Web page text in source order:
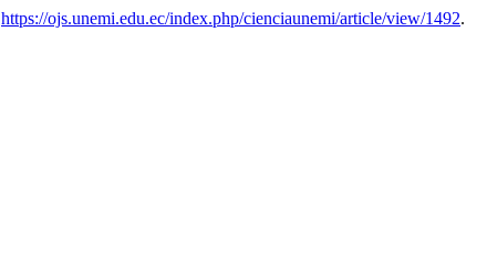
https://ojs.unemi.edu.ec/index.php/cienciaunemi/article/view/1492.